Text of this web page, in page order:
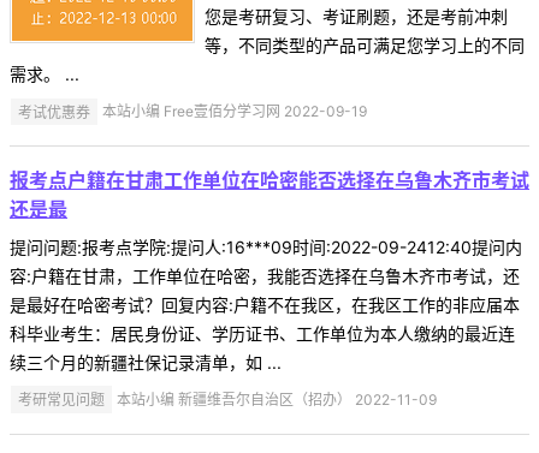
您是考研复习、考证刷题，还是考前冲刺
等，不同类型的产品可满足您学习上的不同
需求。 ...
考试优惠券 本站小编 Free壹佰分学习网 2022-09-19
报考点户籍在甘肃工作单位在哈密能否选择在乌鲁木齐市考试
还是最
提问问题:报考点学院:提问人:16***09时间:2022-09-2412:40提问内
容:户籍在甘肃，工作单位在哈密，我能否选择在乌鲁木齐市考试，还
是最好在哈密考试？回复内容:户籍不在我区，在我区工作的非应届本
科毕业考生：居民身份证、学历证书、工作单位为本人缴纳的最近连
续三个月的新疆社保记录清单，如 ...
考研常见问题 本站小编 新疆维吾尔自治区（招办） 2022-11-09